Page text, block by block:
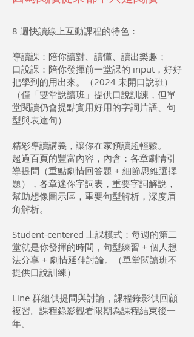
8 週快讀線上互動課程的特色：
導讀課：陪你讀對、讀懂、讀出樂趣；
口說課：陪你發揮前一堂課的 input，好好
把學到的用出來。（2024 未開口說班）
（僅「雙堂說讀班」提供口說訓練，但單
堂閱讀仍會提點實用好用的字詞片語、句
型與表達句）
精彩導讀講義，讓你在家預讀超輕鬆。
超過百頁的豐富內容，內含：各章劇情引
導提問（重點劇情回答題 + 細節思維選擇
題），各章迷你字詞表，重要字詞解說，
幫助想像圖示區，重要句型解析，深度眉
角解析。
Student-centered 上課模式：每週的第二
堂就是你發揮的時間，句型練習 + 個人想
法分享 + 劇情延伸討論。（單堂閱讀班不
提供口說訓練）
Line 群組供提問與討論，課程錄影供回顧
複習。課程錄影觀看限期為課程結束後一
年。